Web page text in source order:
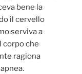
bene la
il cervello
serviva a
corpo che
ragiona